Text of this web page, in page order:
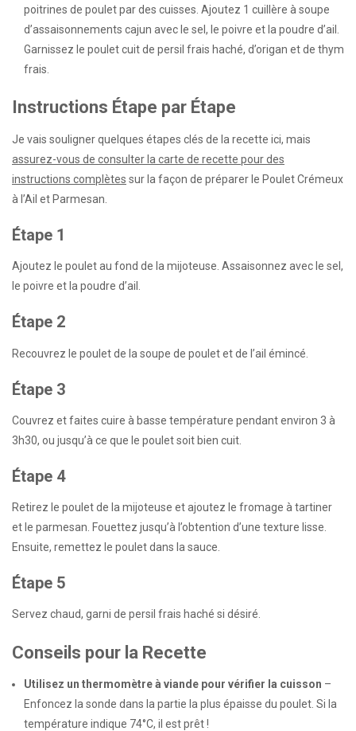
poitrines de poulet par des cuisses. Ajoutez 1 cuillère à soupe
d’assaisonnements cajun avec le sel, le poivre et la poudre d’ail.
Garnissez le poulet cuit de persil frais haché, d’origan et de thym
frais.
Instructions Étape par Étape
Je vais souligner quelques étapes clés de la recette ici, mais
assurez-vous de consulter la carte de recette pour des
instructions complètes sur la façon de préparer le Poulet Crémeux
à l’Ail et Parmesan.
Étape 1
Ajoutez le poulet au fond de la mijoteuse. Assaisonnez avec le sel,
le poivre et la poudre d’ail.
Étape 2
Recouvrez le poulet de la soupe de poulet et de l’ail émincé.
Étape 3
Couvrez et faites cuire à basse température pendant environ 3 à
3h30, ou jusqu’à ce que le poulet soit bien cuit.
Étape 4
Retirez le poulet de la mijoteuse et ajoutez le fromage à tartiner
et le parmesan. Fouettez jusqu’à l’obtention d’une texture lisse.
Ensuite, remettez le poulet dans la sauce.
Étape 5
Servez chaud, garni de persil frais haché si désiré.
Conseils pour la Recette
Utilisez un thermomètre à viande pour vérifier la cuisson –
Enfoncez la sonde dans la partie la plus épaisse du poulet. Si la
température indique 74°C, il est prêt !